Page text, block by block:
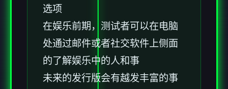
选项
在娱乐前期，测试者可以在电脑
处通过邮件或者社交软件上侧面
的了解娱乐中的人和事
未来的发行版会有越发丰富的事